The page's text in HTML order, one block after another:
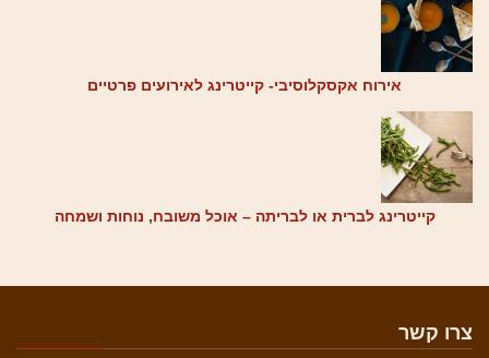
אירוח אקסקלוסיבי- קייטרינג לאירועים פרטיים
קייטרינג לברית או לבריתה – אוכל משובח, נוחות ושמחה
צרו קשר